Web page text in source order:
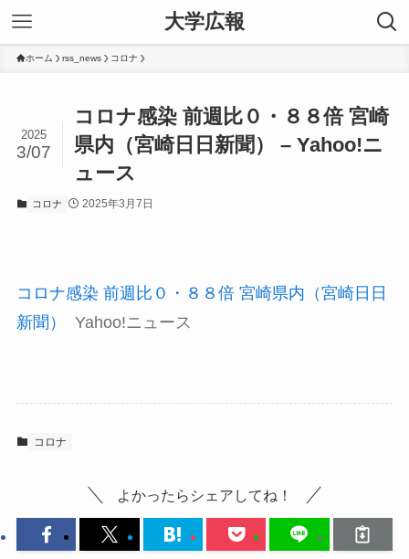
大学広報
ホーム rss_news コロナ
コロナ感染 前週比０・８８倍 宮崎
県内（宮崎日日新聞） – Yahoo!ニ
ュース
2025
3/07
コロナ 2025年3月7日
コロナ感染 前週比０・８８倍 宮崎県内（宮崎日日
新聞）
Yahoo!ニュース
コロナ
よかったらシェアしてね！